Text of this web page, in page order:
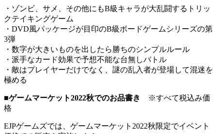
・ゾンビ、サメ、その他にもB級キャラが大乱闘するトリッ
クテイキングゲーム
・DVD風パッケージが目印のB級ボードゲームシリーズの第
3弾
・数字が大きいものを出したら勝ちのシンプルルール
・派手なカード効果で予想不能な台無しバトル
・敵はプレイヤーだけでなく、謎の乱入者が登場して混迷を
極める
■ゲームマーケット2022秋でのお品書き
※すべて税込み価
格
EJPゲームズでは、ゲームマーケット2022秋限定でイベント